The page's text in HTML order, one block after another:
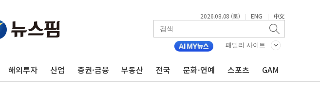
2026.08.08 (토) | ENG | 中文
패밀리 사이트
해외투자 산업 증권·금융 부동산 전국 문화·연예 스포츠 GAM
부진에 연준 금리 인상 가능성 낮아지며 상승… STOXX 600 지수는 나흘 연속 최고치
…고용 감소에 9월 동결 전망 우세